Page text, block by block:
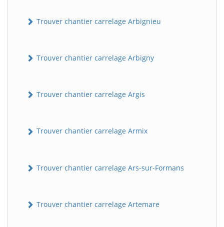
Trouver chantier carrelage Arbignieu
Trouver chantier carrelage Arbigny
Trouver chantier carrelage Argis
Trouver chantier carrelage Armix
Trouver chantier carrelage Ars-sur-Formans
Trouver chantier carrelage Artemare